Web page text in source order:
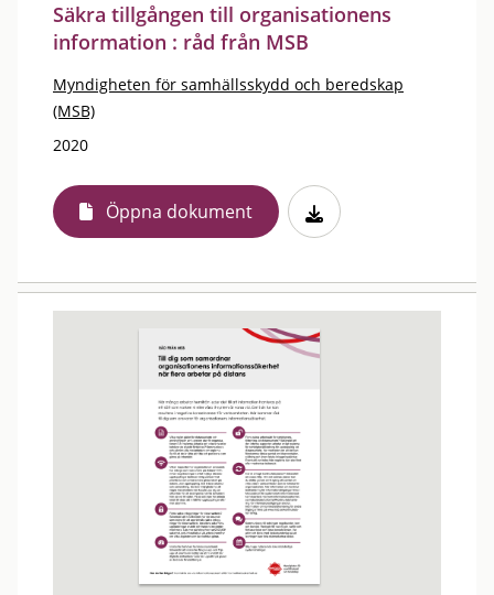
Säkra tillgången till organisationens
information : råd från MSB
Myndigheten för samhällsskydd och beredskap
(MSB)
2020
Öppna dokument